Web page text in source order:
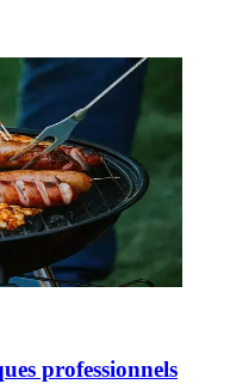
professionnels